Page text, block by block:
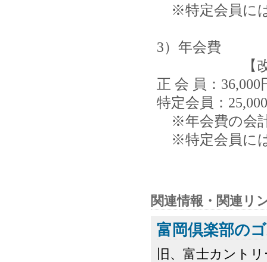
※特定会員に
3）年会費
【改定
正 会 員：
特定会員：
※年会費の会
※特定会員に
関連情報・関連リ
富岡倶楽部の
旧、富士カント